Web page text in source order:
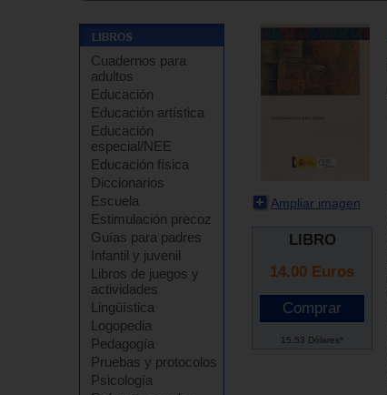
Cuadernos para
adultos
Educación
Educación artística
Educación
especial/NEE
Educación física
Diccionarios
Escuela
Estimulación precoz
Guías para padres
Infantil y juvenil
Libros de juegos y
actividades
Lingüística
Logopedia
Pedagogía
Pruebas y protocolos
Psicología
Ampliar imagen
LIBRO
14.00 Euros
15.53 Dólares*